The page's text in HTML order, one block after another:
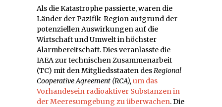
Als die Katastrophe passierte, waren die
Länder der Pazifik-Region aufgrund der
potenziellen Auswirkungen auf die
Wirtschaft und Umwelt in höchster
Alarmbereitschaft. Dies veranlasste die
IAEA zur technischen Zusammenarbeit
(TC) mit den Mitgliedsstaaten desRegional
Cooperative Agreement (RCA), um das
Vorhandesein radioaktiver Substanzen in
der Meeresumgebung zu überwachen. Die